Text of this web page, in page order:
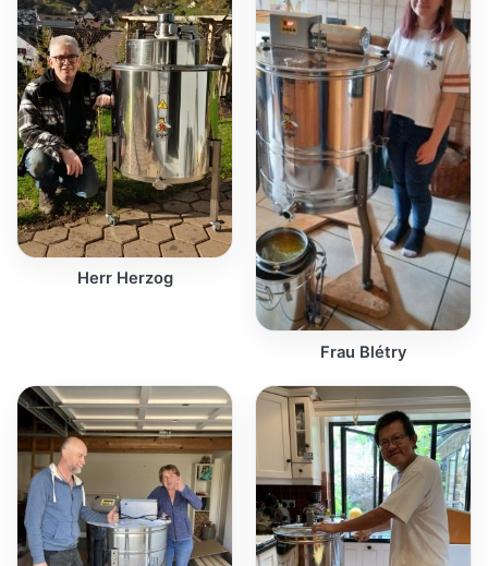
Herr Herzog
Frau Blétry